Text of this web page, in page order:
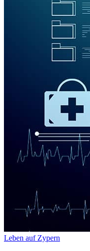
Leben auf Zypern